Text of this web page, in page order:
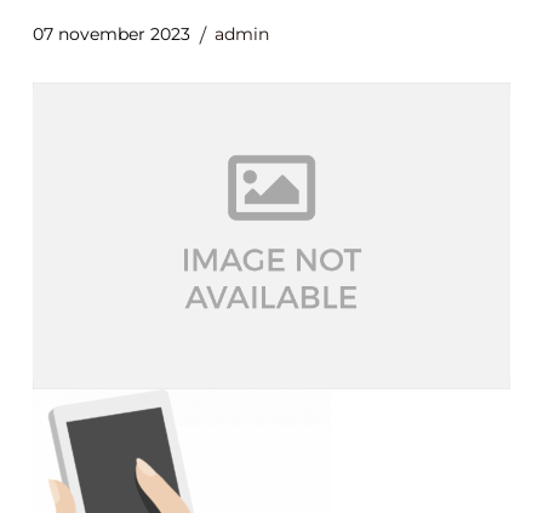
07 november 2023 admin